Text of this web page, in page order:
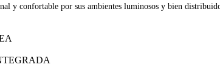
y confortable por sus ambientes luminosos y bien